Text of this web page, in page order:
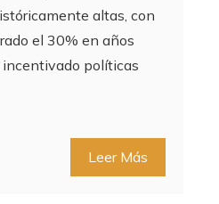
altas, con
el 30% en años
incentivado políticas
Leer Más